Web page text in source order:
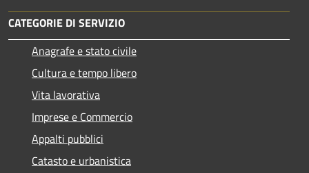
CATEGORIE DI SERVIZIO
Anagrafe e stato civile
Cultura e tempo libero
Vita lavorativa
Imprese e Commercio
Appalti pubblici
Catasto e urbanistica